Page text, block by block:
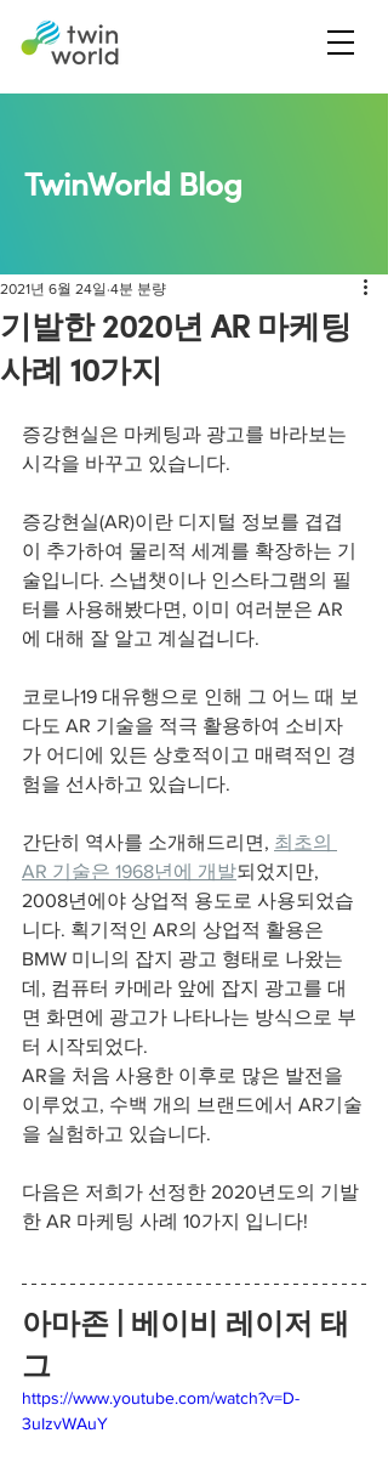
TwinWorld Blog
기발한 2020년 AR 마케팅
사례 10가지
2021년 6월 24일 4분 분량
증강현실은 마케팅과 광고를 바라보는
시각을 바꾸고 있습니다.
증강현실(AR)이란 디지털 정보를 겹겹
이 추가하여 물리적 세계를 확장하는 기
술입니다. 스냅챗이나 인스타그램의 필
터를 사용해봤다면, 이미 여러분은 AR
에 대해 잘 알고 계실겁니다.
코로나19 대유행으로 인해 그 어느 때 보
다도 AR 기술을 적극 활용하여 소비자
가 어디에 있든 상호적이고 매력적인 경
험을 선사하고 있습니다.
간단히 역사를 소개해드리면, 최초의
AR 기술은 1968년에 개발되었지만,
2008년에야 상업적 용도로 사용되었습
니다. 획기적인 AR의 상업적 활용은
BMW 미니의 잡지 광고 형태로 나왔는
데, 컴퓨터 카메라 앞에 잡지 광고를 대
면 화면에 광고가 나타나는 방식으로 부
터 시작되었다.
AR을 처음 사용한 이후로 많은 발전을
이루었고, 수백 개의 브랜드에서 AR기술
을 실험하고 있습니다.
다음은 저희가 선정한 2020년도의 기발
한 AR 마케팅 사례 10가지 입니다!
아마존 | 베이비 레이저 태
그
https://www.youtube.com/watch?v=D-
3uIzvWAuY